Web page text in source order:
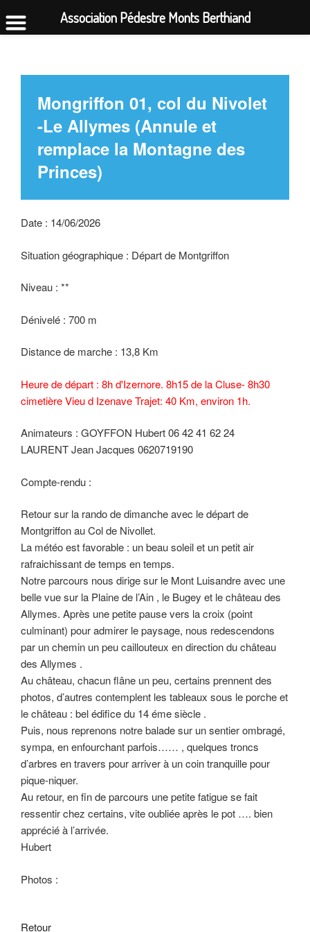
contenu
Mongriffon 01, col du Nivolet
-Le Allymes (Annule et
remplace la Montagne des
Princes)
Date : 14/06/2026
Situation géographique : Départ de Montgriffon
Niveau : **
Dénivelé : 700 m
Distance de marche : 13,8 Km
Heure de départ : 8h d'Izernore. 8h15 de la Cluse- 8h30
cimetière Vieu d Izenave Trajet: 40 Km, environ 1h.
Animateurs : GOYFFON Hubert 06 42 41 62 24
LAURENT Jean Jacques 0620719190
Compte-rendu :
Retour sur la rando de dimanche avec le départ de
Montgriffon au Col de Nivollet.
La météo est favorable : un beau soleil et un petit air
rafraichissant de temps en temps.
Notre parcours nous dirige sur le Mont Luisandre avec une
belle vue sur la Plaine de l’Ain , le Bugey et le château des
Allymes. Après une petite pause vers la croix (point
culminant) pour admirer le paysage, nous redescendons
par un chemin un peu caillouteux en direction du château
des Allymes .
Au château, chacun flâne un peu, certains prennent des
photos, d’autres contemplent les tableaux sous le porche et
le château : bel édifice du 14 éme siècle .
Puis, nous reprenons notre balade sur un sentier ombragé,
sympa, en enfourchant parfois…… , quelques troncs
d’arbres en travers pour arriver à un coin tranquille pour
pique-niquer.
Au retour, en fin de parcours une petite fatigue se fait
ressentir chez certains, vite oubliée après le pot …. bien
apprécié à l’arrivée.
Hubert
Photos :
Retour
Association Pédestre Monts Berthiand